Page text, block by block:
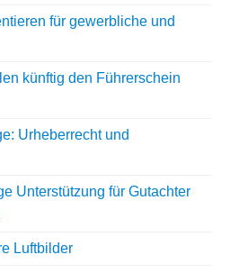
für gewerbliche und
künftig den Führerschein
Urheberrecht und
Unterstützung für Gutachter
Luftbilder